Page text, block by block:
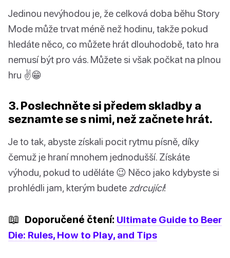
Jedinou nevýhodou je, že celková doba běhu Story
Mode může trvat méně než hodinu, takže pokud
hledáte něco, co můžete hrát dlouhodobě, tato hra
nemusí být pro vás. Můžete si však počkat na plnou
hru ✌😁
3. Poslechněte si předem skladby a
seznamte se s nimi, než začnete hrát.
Je to tak, abyste získali pocit rytmu písně, díky
čemuž je hraní mnohem jednodušší. Získáte
výhodu, pokud to uděláte 😉 Něco jako kdybyste si
prohlédli jam, kterým budete zdrcující!
📖 Doporučené čtení: Ultimate Guide to Beer
Die: Rules, How to Play, and Tips